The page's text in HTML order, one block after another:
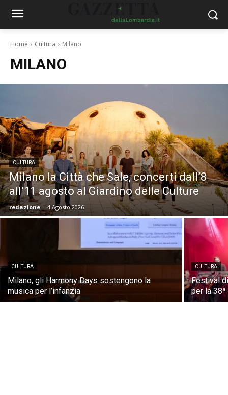
Home Cultura Milano
MILANO
CULTURA
Milano la Città che Sale, concerti dall’8
all’11 agosto al Giardino delle Culture
redazione - 4 Agosto 2026
CULTURA
Milano, gli Harmony Days sostengono la
musica per l’infanzia
CULTURA
Festival
per la